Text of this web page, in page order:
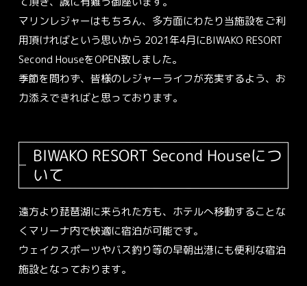
マリンレジャーはもちろん、多方面にわたり当施設をご利
用頂ければという思いから 2021年4月にBIWAKO RESORT
Second HouseをOPEN致しました。
季節を問わず、皆様のレジャーライフが充実するよう、お
力添えできればと思っております。
BIWAKO RESORT Second Houseにつ
いて
遠方より琵琶湖に来られた方も、ホテルへ移動することな
くマリーナ内で快適に宿泊が可能です。
ウェイクスポーツやバス釣り等の早朝出港にも便利な宿泊
施設となっております。